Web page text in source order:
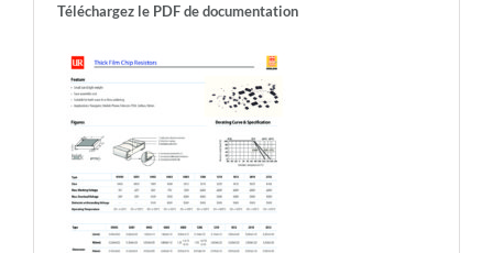
Téléchargez le PDF de documentation